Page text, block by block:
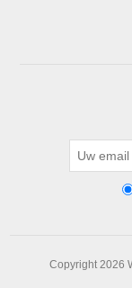
Copyright 2026